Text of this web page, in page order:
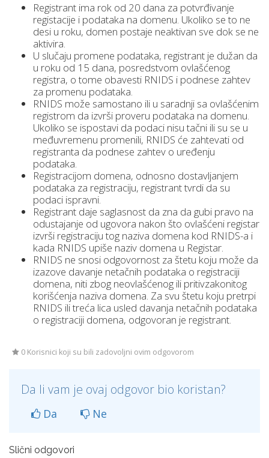
Registrant ima rok od 20 dana za potvrđivanje
registacije i podataka na domenu. Ukoliko se to ne
desi u roku, domen postaje neaktivan sve dok se ne
aktivira.
U slučaju promene podataka, registrant je dužan da
u roku od 15 dana, posredstvom ovlašćenog
registra, o tome obavesti RNIDS i podnese zahtev
za promenu podataka.
RNIDS može samostano ili u saradnji sa ovlašćenim
registrom da izvrši proveru podataka na domenu.
Ukoliko se ispostavi da podaci nisu tačni ili su se u
međuvremenu promenili, RNIDS će zahtevati od
registranta da podnese zahtev o uređenju
podataka.
Registracijom domena, odnosno dostavljanjem
podataka za registraciju, registrant tvrdi da su
podaci ispravni.
Registrant daje saglasnost da zna da gubi pravo na
odustajanje od ugovora nakon što ovlašćeni registar
izvrši registraciju tog naziva domena kod RNIDS-a i
kada RNIDS upiše naziv domena u Registar.
RNIDS ne snosi odgovornost za štetu koju može da
izazove davanje netačnih podataka o registraciji
domena, niti zbog neovlašćenog ili pritivzakonitog
korišćenja naziva domena. Za svu štetu koju pretrpi
RNIDS ili treća lica usled davanja netačnih podataka
o registraciji domena, odgovoran je registrant.
0 Korisnici koji su bili zadovoljni ovim odgovorom
Da li vam je ovaj odgovor bio koristan?
Da Ne
Slični odgovori